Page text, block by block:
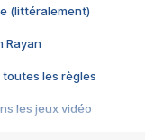
(littéralement)
Rayan
toutes les règles
les jeux vidéo